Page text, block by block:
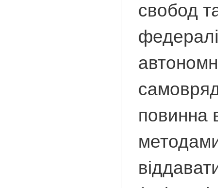
свобод
повинна